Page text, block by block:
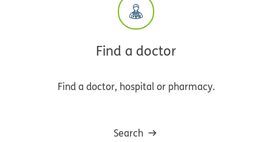
Find a doctor
Find a doctor, hospital or pharmacy.
Search